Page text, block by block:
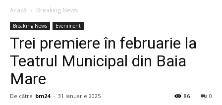
Acasă Breaking News
Breaking News Eveniment
Trei premiere în februarie la
Teatrul Municipal din Baia
Mare
De către bm24 - 31 ianuarie 2025 0
86